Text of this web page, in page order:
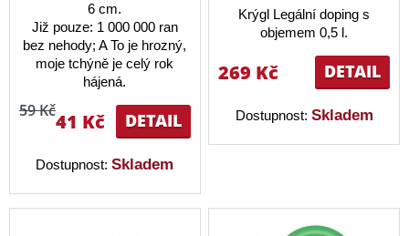
6 cm.
Již pouze: 1 000 000 ran
bez nehody; A To je hrozný,
moje tchýně je celý rok
hájená.
DETAIL
59 Kč41 Kč
Dostupnost:Skladem
Krýgl Legální doping s
objemem 0,5 l.
DETAIL
269 Kč
Dostupnost: Skladem